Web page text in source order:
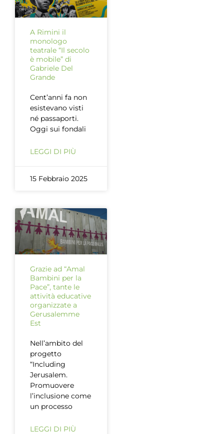
A Rimini il
monologo
teatrale “Il secolo
è mobile” di
Gabriele Del
Grande
Cent’anni fa non
esistevano visti
né passaporti.
Oggi sui fondali
LEGGI DI PIÙ
15 Febbraio 2025
Grazie ad “Amal
Bambini per la
Pace”, tante le
attività educative
organizzate a
Gerusalemme
Est
Nell’ambito del
progetto
“Including
Jerusalem.
Promuovere
l’inclusione come
un processo
LEGGI DI PIÙ